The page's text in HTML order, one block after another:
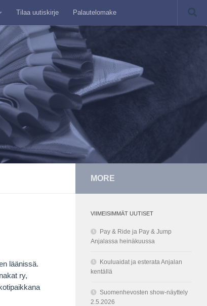
Tilaa uutiskirje Palautelomake
läänissä.
ry,
MORE
VIIMEISIMMÄT UUTISET
Pay & Ride ja Pay & Jump
Anjalassa heinäkuussa
Kouluaidat ja esterata Anjalan
kentällä
Suomenhevosten show-näyttely
2.5.2026